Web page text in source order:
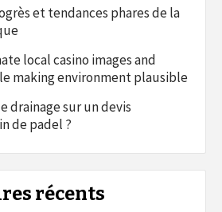
et tendances phares de la
local casino images and
making environment plausible
drainage sur un devis
de padel ?
récents